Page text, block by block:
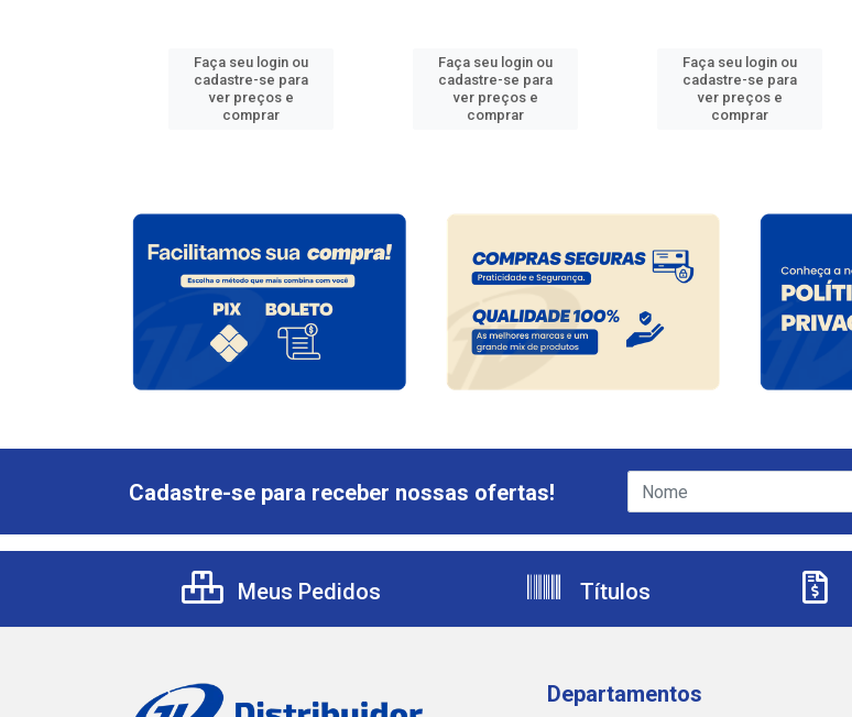
Faça seu login ou
cadastre-se para
ver preços e
comprar
Faça seu login ou
cadastre-se para
ver preços e
comprar
Faça seu login ou
cadastre-se para
ver preços e
comprar
Cadastre-se para receber nossas ofertas!
Meus Pedidos Títulos
Departamentos